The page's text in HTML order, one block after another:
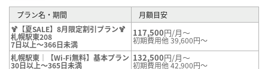
プラン名・期間
月額目安
🍹【夏SALE】8月限定割引プラン🍹
札幌駅東208
7日以上～366日未満
117,500円/月～
初期費用他 39,600円～
札幌駅東｜【Wi-Fi無料】基本プラン
30日以上～365日未満
132,500円/月～
初期費用他 42,900円～